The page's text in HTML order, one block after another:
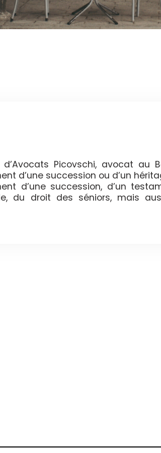
Picovschi, avocat au
d’une succession ou d’un
d’une succession, d’un
du droit des séniors, mais